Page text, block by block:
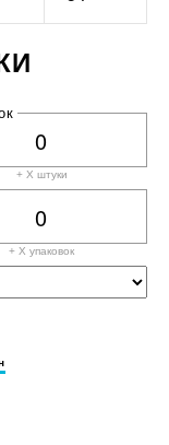
+ X штуки
+ X упаковок